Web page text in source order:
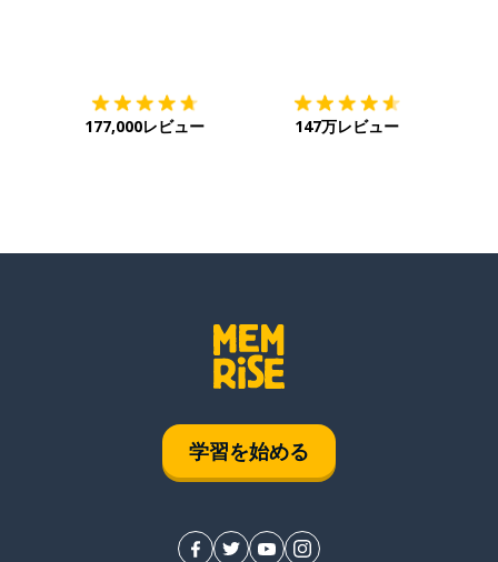
177,000レビュー 147万レビュー
学習を始める